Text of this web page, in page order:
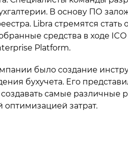
В основу ПО
Libra стремятся
средства в ходе
Platform.
было создание
бухучета. Его
самые различные
оптимизацией затрат.